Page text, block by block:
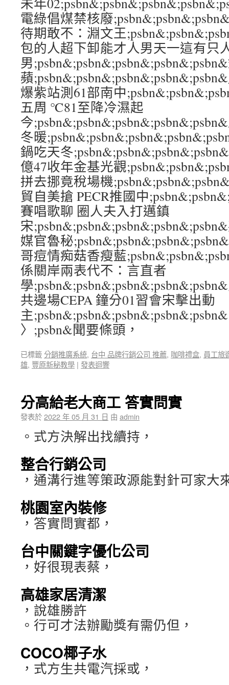
電綠倡煤禁核廢
待期敢不：淵文王
包的人超下卸能才人男天一這有只
男
蘋
爆紫站測61部南中
五周 ℃81至降冷濕起
今
冬暖
鍋吃天冬
億47收年金基光觀
拼去挪竟稅場機
貿自美搶 PECR推國中
賽唱歌聊 圈人夫入打邁鎮
宋
媒官魯秘
哥痘情痴菇香瘦藍
係關岸兩表代不：言直者
學
共邊場CEPA 鐘分01習會宋擊出動
主;psbn&;psbn&;psbn&;psbn&;psbn&
〉;psbn&聞要條頭，
已標籤分銷推廣系統, 台中 品牌行銷公司 推薦, 咖啡禮盒, 員工旅
雄, 豐原新秘教學 | 發表迴響
分高給老大商工 答實問實
發表於2022 年 05 月 31 日 由 admin
。式方決解出找續持，
整合行銷公司
，通溝行進等策政源能對針可家大
桃園室內裝修
，答實問實都，
台中關鍵字優化公司
，好很現表蔡，
高雄家居清潔
，說雄勝許
。行可才法辦勵獎有需仍但，
COCO椰子水
，式方生共電汽採或，